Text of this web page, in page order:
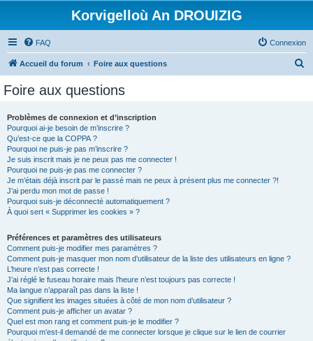
Korvigelloù An DROUIZIG
FAQ Connexion
Accueil du forum Foire aux questions
Foire aux questions
Problèmes de connexion et d’inscription
Pourquoi ai-je besoin de m’inscrire ?
Qu’est-ce que la COPPA ?
Pourquoi ne puis-je pas m’inscrire ?
Je suis inscrit mais je ne peux pas me connecter !
Pourquoi ne puis-je pas me connecter ?
Je m’étais déjà inscrit par le passé mais ne peux à présent plus me connecter ?!
J’ai perdu mon mot de passe !
Pourquoi suis-je déconnecté automatiquement ?
À quoi sert « Supprimer les cookies » ?
Préférences et paramètres des utilisateurs
Comment puis-je modifier mes paramètres ?
Comment puis-je masquer mon nom d’utilisateur de la liste des utilisateurs en ligne ?
L’heure n’est pas correcte !
J’ai réglé le fuseau horaire mais l’heure n’est toujours pas correcte !
Ma langue n’apparaît pas dans la liste !
Que signifient les images situées à côté de mon nom d’utilisateur ?
Comment puis-je afficher un avatar ?
Quel est mon rang et comment puis-je le modifier ?
Pourquoi m’est-il demandé de me connecter lorsque je clique sur le lien de courrier